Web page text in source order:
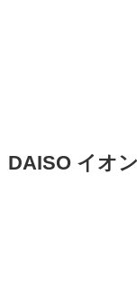
DAISO イオ